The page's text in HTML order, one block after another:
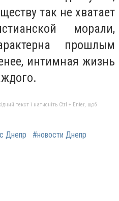
так не хватает
морали,
прошлым
интимная жизнь
текст і натисніть Ctrl + Enter, щоб
Днепр
#новости Днепр